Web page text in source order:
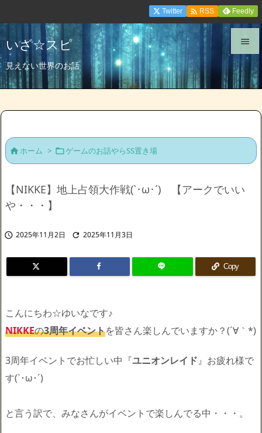
いざ☆スピ
見えない世界のお話


メニュ
サイド
前へ

Twitter  RSS Feedly
ホーム > ゲームのお話やらSS置き場
【NIKKE】地上占領大作戦(`･ω･´)ゞ【アークでいい
や・・・】
 2025年11月2日  2025年11月3日
Copy
こんにちわ☆ゆいなです♪
NIKKEの3周年イベントを皆さん楽しんでいますか？(´∀｀*)
3周年イベントでお忙しい中『ユニオンレイド』お疲れ様で
す(`･ω･´)ゞ
と言う訳で、みなさんがイベントで楽しんでる中・・・。